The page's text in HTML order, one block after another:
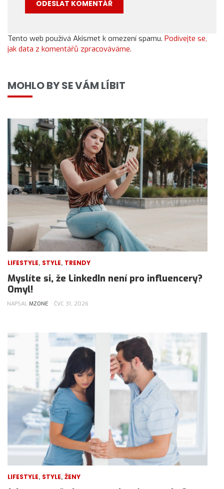
Tento web používá Akismet k omezení spamu. Podívejte se,
jak data z komentářů zpracováváme.
MOHLO BY SE VÁM LÍBIT
LIFESTYLE, STYLE, TRENDY
Myslíte si, že LinkedIn není pro influencery?
Omyl!
NAPSAL MZONE ČVC 31, 2026
LIFESTYLE, STYLE, ŽENY